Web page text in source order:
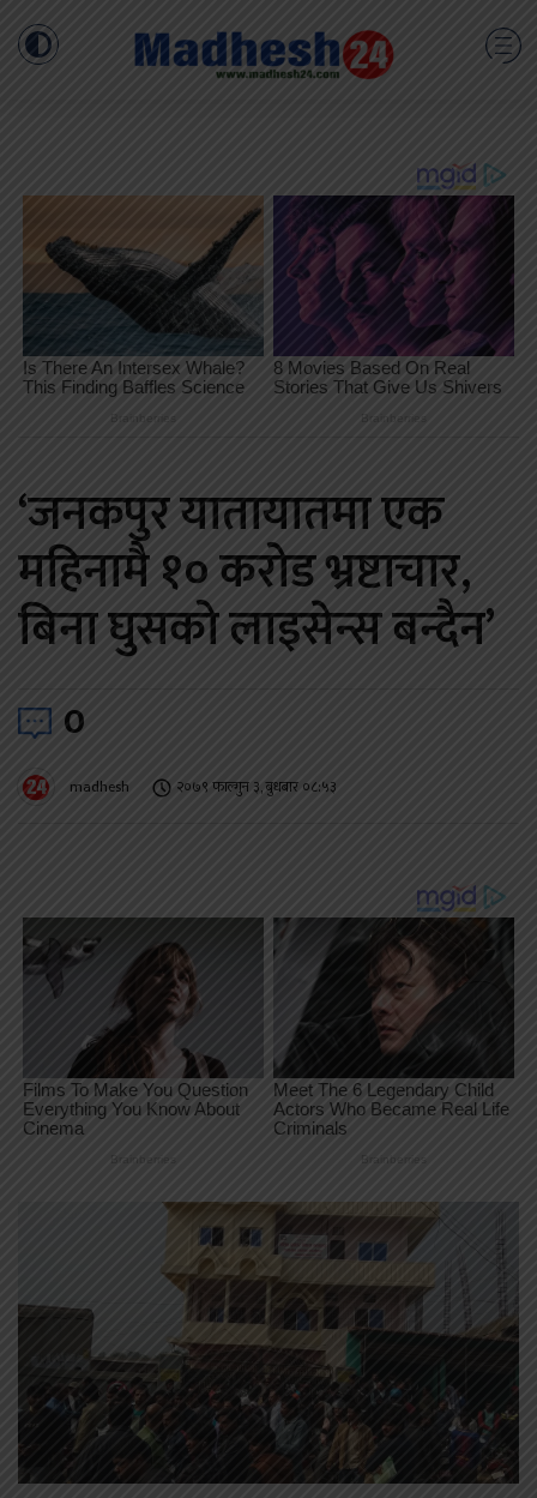
‘जनकपुर यातायातमा एक
महिनामै १० करोड भ्रष्टाचार,
बिना घुसको लाइसेन्स बन्दैन’
0
madhesh २०७९ फाल्गुन ३, बुधबार ०८:५३